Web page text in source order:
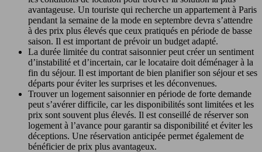
avantageuse. Un touriste qui recherche un appartement à Paris
pendant la semaine de la mode en septembre devra s’attendre
à des prix plus élevés que ceux pratiqués en période de basse
saison. Il est important de prévoir un budget adapté.
La durée limitée du contrat saisonnier peut créer un sentiment
d’instabilité et d’incertain, car le locataire doit déménager à la
fin du séjour. Il est important de bien planifier son séjour et ses
départs pour éviter les surprises et les déconvenues.
Trouver un logement saisonnier en période de forte demande
peut s’avérer difficile, car les disponibilités sont limitées et les
prix sont souvent plus élevés. Il est conseillé de réserver son
logement à l’avance pour garantir sa disponibilité et éviter les
déceptions. Une réservation anticipée permet également de
bénéficier de prix plus avantageux.